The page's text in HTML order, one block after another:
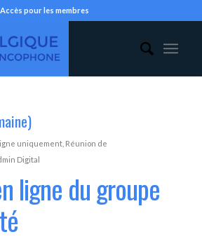
Accès pour les membres
uniquement, Réunion de
Digital
ligne du groupe